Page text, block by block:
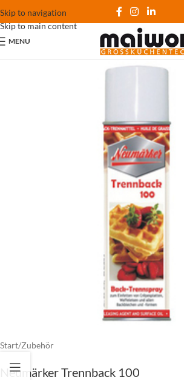
Skip to navigation
Skip to main content
MENU
Start/Zubehör
Neumärker Trennback 100